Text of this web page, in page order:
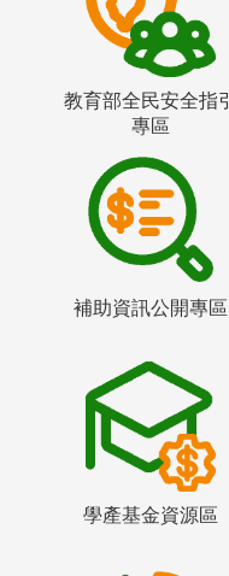
教育部全民安全指引
專區
補助資訊公開專區
學產基金資源區